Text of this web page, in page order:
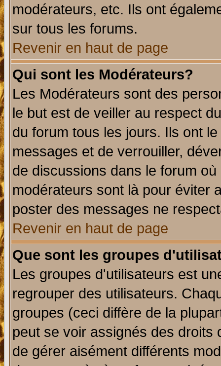
modérateurs, etc. Ils ont
sur tous les forums.
Revenir en haut de page
Qui sont les Modérateurs?
Les Modérateurs sont des
le but est de veiller au respect
du forum tous les jours. Ils ont
messages et de verrouiller,
de discussions dans le forum
modérateurs sont là pour éviter
poster des messages ne
Revenir en haut de page
Que sont les groupes
Les groupes d'utilisateurs est
regrouper des utilisateurs.
groupes (ceci diffère de la
peut se voir assignés des
de gérer aisément différents